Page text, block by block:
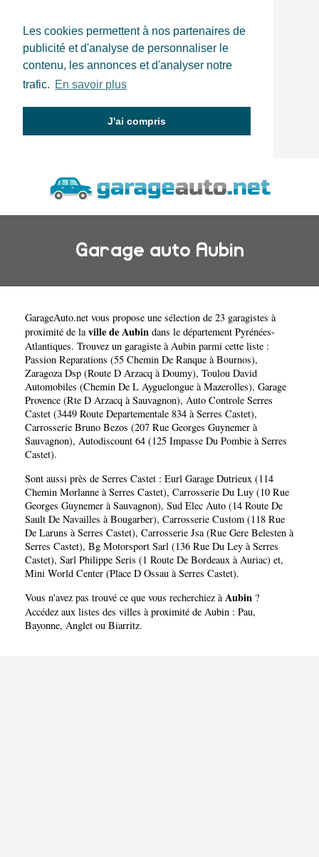
Les cookies permettent à nos partenaires de
publicité et d'analyse de personnaliser le
contenu, les annonces et d'analyser notre
trafic. En savoir plus
J'ai compris
Garage auto Aubin
GarageAuto.net vous propose une sélection de 23 garagistes à
proximité de laville de Aubin dans le département Pyrénées-
Atlantiques. Trouvez un garagiste à Aubin parmi cette liste :
Passion Reparations (55 Chemin De Ranque à Bournos),
Zaragoza Dsp (Route D Arzacq à Doumy), Toulou David
Automobiles (Chemin De L Ayguelongue à Mazerolles), Garage
Provence (Rte D Arzacq à Sauvagnon), Auto Controle Serres
Castet (3449 Route Departementale 834 à Serres Castet),
Carrosserie Bruno Bezos (207 Rue Georges Guynemer à
Sauvagnon), Autodiscount 64 (125 Impasse Du Pombie à Serres
Castet).
Sont aussi près de Serres Castet : Eurl Garage Dutrieux (114
Chemin Morlanne à Serres Castet), Carrosserie Du Luy (10 Rue
Georges Guynemer à Sauvagnon), Sud Elec Auto (14 Route De
Sault De Navailles à Bougarber), Carrosserie Custom (118 Rue
De Laruns à Serres Castet), Carrosserie Jsa (Rue Gere Belesten à
Serres Castet), Bg Motorsport Sarl (136 Rue Du Ley à Serres
Castet), Sarl Philippe Seris (1 Route De Bordeaux à Auriac) et,
Mini World Center (Place D Ossau à Serres Castet).
Vous n'avez pas trouvé ce que vous recherchiez àAubin ?
Accédez aux listes des villes à proximité de Aubin : Pau,
Bayonne, Anglet ou Biarritz.